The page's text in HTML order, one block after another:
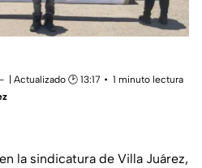
| Actualizado 🕑 13:17
1 minuto lectura
la sindicatura de Villa Juárez,